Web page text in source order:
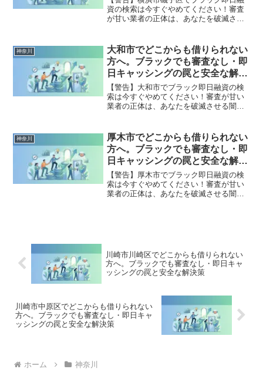
資の検索は今すぐやめてください！審査
が甘い業者の正体は、あなたを破滅させ
す。横浜市磯子区で違法業者を避け、借
金地獄から抜け出した方々の実体験と確
実な解決策を完全公開。
神奈川
大和市でどこからも借りられない
方へ。ブラックでも審査なし・即
日キャッシングの罠と安全な解決
策
【警告】大和市でブラック即日融資の検
索は今すぐやめてください！審査が甘い
業者の正体は、あなたを破滅させる闇金
市で違法業者を避け、借金地獄から抜け
出した方々の実体験と確実な解決策を完
全公開。
神奈川
厚木市でどこからも借りられない
方へ。ブラックでも審査なし・即
日キャッシングの罠と安全な解決
策
【警告】厚木市でブラック即日融資の検
索は今すぐやめてください！審査が甘い
業者の正体は、あなたを破滅させる闇金
川崎市川崎区でどこからも借りられない
方へ。ブラックでも審査なし・即日キャ
ッシングの罠と安全な解決策
川崎市中原区でどこからも借りられない
方へ。ブラックでも審査なし・即日キャ
ッシングの罠と安全な解決策
ホーム 神奈川